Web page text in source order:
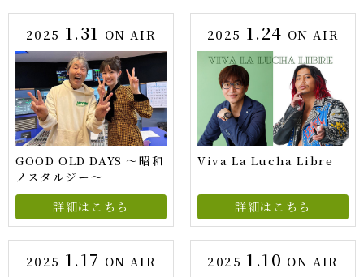
2025 1.31 ON AIR
GOOD OLD DAYS ～昭和
ノスタルジー～
詳細はこちら
2025 1.24 ON AIR
Viva La Lucha Libre
詳細はこちら
2025 1.17 ON AIR 2025 1.10 ON AIR